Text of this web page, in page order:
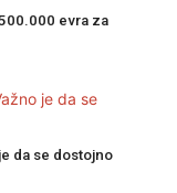
evra za
da se dostojno